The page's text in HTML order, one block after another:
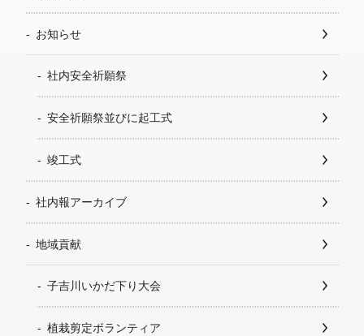
お知らせ
社内安全祈願祭
安全祈願祭並びに起工式
竣工式
社内報アーカイブ
地域貢献
子吉川いかだ下り大会
植栽剪定ボランティア